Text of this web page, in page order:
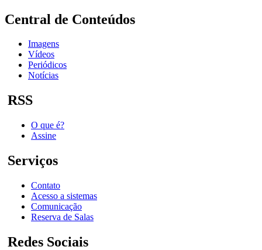
Central de Conteúdos
Imagens
Vídeos
Periódicos
Notícias
RSS
O que é?
Assine
Serviços
Contato
Acesso a sistemas
Comunicação
Reserva de Salas
Redes Sociais